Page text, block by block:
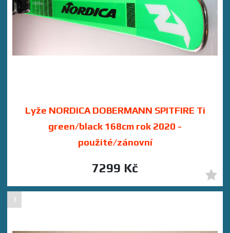
Lyže NORDICA DOBERMANN SPITFIRE Ti
green/black 168cm rok 2020 -
použité/zánovní
7299 Kč
3